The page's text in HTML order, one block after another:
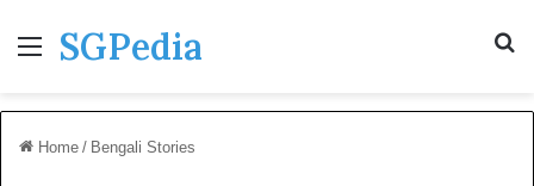
Menu
SGPedia
Home/ Bengali Stories